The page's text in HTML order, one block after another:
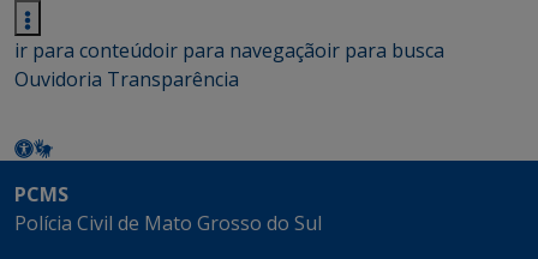
ir para conteúdoir para navegaçãoir para busca
Ouvidoria Transparência
PCMS
Polícia Civil de Mato Grosso do Sul